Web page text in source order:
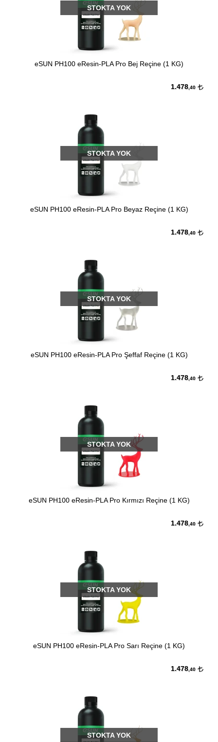
STOKTA YOK
eSUN PH100 eResin-PLA Pro Bej Reçine (1 KG)
1.478 ,40
STOKTA YOK
eSUN PH100 eResin-PLA Pro Beyaz Reçine (1 KG)
1.478 ,40
STOKTA YOK
eSUN PH100 eResin-PLA Pro Şeffaf Reçine (1 KG)
1.478 ,40
STOKTA YOK
eSUN PH100 eResin-PLA Pro Kırmızı Reçine (1 KG)
1.478 ,40
STOKTA YOK
eSUN PH100 eResin-PLA Pro Sarı Reçine (1 KG)
1.478 ,40
STOKTA YOK